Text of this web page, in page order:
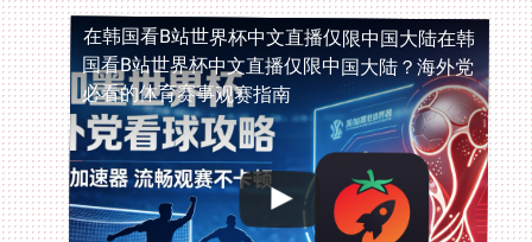
在韩国看B站世界杯中文直播仅限中国大陆在韩
国看B站世界杯中文直播仅限中国大陆？海外党
必看的体育赛事观赛指南